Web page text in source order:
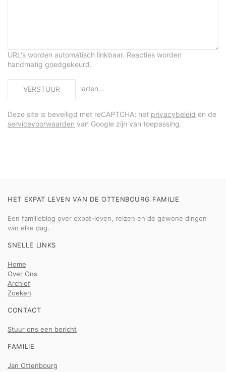
URL's worden automatisch linkbaar. Reacties worden
handmatig goedgekeurd.
VERSTUUR laden…
Deze site is beveiligd met reCAPTCHA; het privacybeleid en de
servicevoorwaarden van Google zijn van toepassing.
HET EXPAT LEVEN VAN DE OTTENBOURG FAMILIE
Een familieblog over expat-leven, reizen en de gewone dingen
van elke dag.
SNELLE LINKS
Home
Over Ons
Archief
Zoeken
CONTACT
Stuur ons een bericht
FAMILIE
Jan Ottenbourg